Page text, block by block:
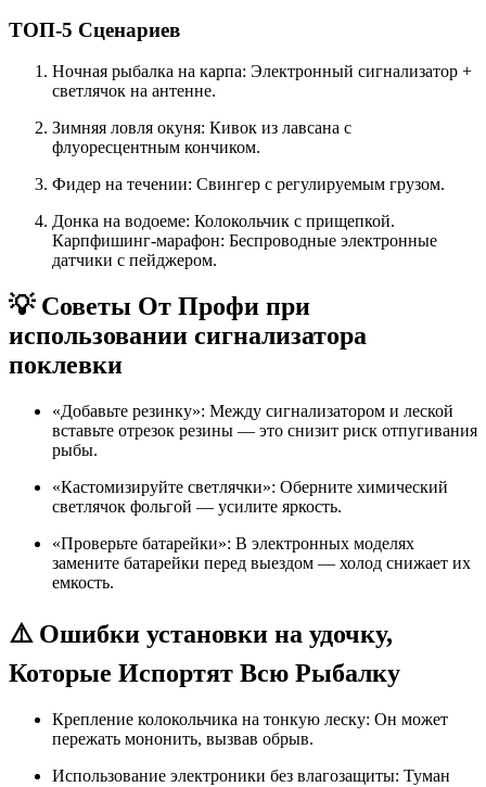
ТОП-5 Сценариев
Ночная рыбалка на карпа: Электронный сигнализатор +
светлячок на антенне.
Зимняя ловля окуня: Кивок из лавсана с
флуоресцентным кончиком.
Фидер на течении: Свингер с регулируемым грузом.
Донка на водоеме: Колокольчик с прищепкой.
Карпфишинг-марафон: Беспроводные электронные
датчики с пейджером.
💡 Советы От Профи при
использовании сигнализатора
поклевки
«Добавьте резинку»: Между сигнализатором и леской
вставьте отрезок резины — это снизит риск отпугивания
рыбы.
«Кастомизируйте светлячки»: Оберните химический
светлячок фольгой — усилите яркость.
«Проверьте батарейки»: В электронных моделях
замените батарейки перед выездом — холод снижает их
емкость.
⚠️ Ошибки установки на удочку,
Которые Испортят Всю Рыбалку
Крепление колокольчика на тонкую леску: Он может
пережать мононить, вызвав обрыв.
Использование электроники без влагозащиты: Туман